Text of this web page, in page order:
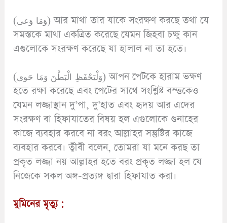
(وَمَا وَعى) আর মাথা তার যাকে সংরক্ষণ করছে তথা যে
সমস্তকে মাথা একত্রিত করেছে যেমন জিহবা চক্ষু কান
এগুলোকে সংরক্ষণ করেছে যা হালাল না তা হতে।
(وَلْيَحْفَظِ الْبَطْنَ وَمَا حَوى) আপন পেটকে হারাম ভক্ষণ
হতে রক্ষা করেছে এবং পেটের সাথে সংশ্লিষ্ট বস্ত্তকেও
যেমন লজ্জাস্থান দু’পা, দু’হাত এবং হৃদয় আর এদের
সংরক্ষণ বা হিফাযাতের বিষয় হল এগুলোকে গুনাহের
কাজে ব্যবহার করবে না বরং আল্লাহর সন্তুষ্টির কাজে
ব্যবহার করবে। ত্বীবী বলেন, তোমরা যা মনে করছ তা
প্রকৃত লজ্জা নয় আল্লাহর হতে বরং প্রকৃত লজ্জা হল যে
নিজেকে সকল অঙ্গ-প্রত্যঙ্গ দ্বারা হিফাযাত করা।
মুমিনের মৃত্যু :